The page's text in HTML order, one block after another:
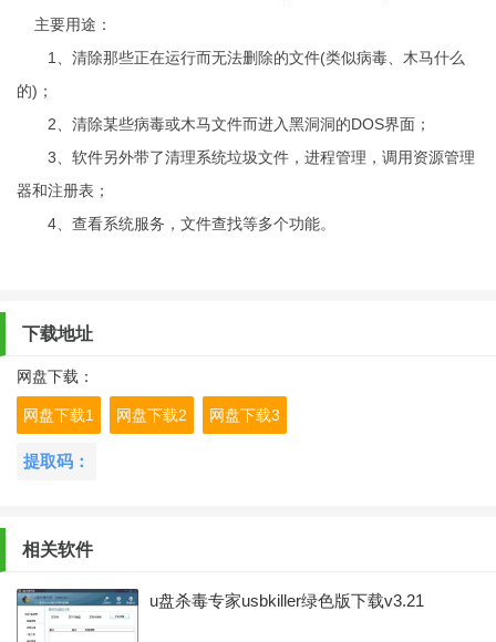
主要用途：
1、清除那些正在运行而无法删除的文件(类似病毒、木马什么
的)；
2、清除某些病毒或木马文件而进入黑洞洞的DOS界面；
3、软件另外带了清理系统垃圾文件，进程管理，调用资源管理
器和注册表；
4、查看系统服务，文件查找等多个功能。
下载地址
网盘下载：
网盘下载1 网盘下载2 网盘下载3
提取码：
相关软件
u盘杀毒专家usbkiller绿色版下载v3.21